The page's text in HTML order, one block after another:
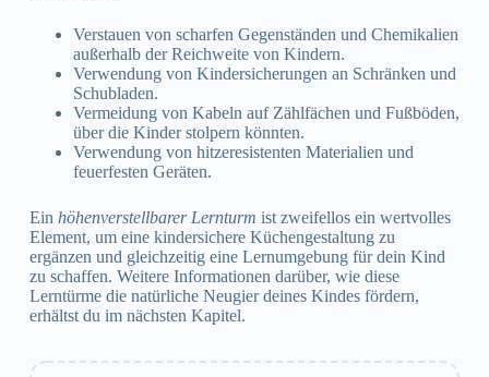
Verstauen von scharfen Gegenständen und Chemikalien
außerhalb der Reichweite von Kindern.
Verwendung von Kindersicherungen an Schränken und
Schubladen.
Vermeidung von Kabeln auf Zählfächen und Fußböden,
über die Kinder stolpern könnten.
Verwendung von hitzeresistenten Materialien und
feuerfesten Geräten.
Ein höhenverstellbarer Lernturm ist zweifellos ein wertvolles
Element, um eine kindersichere Küchengestaltung zu
ergänzen und gleichzeitig eine Lernumgebung für dein Kind
zu schaffen. Weitere Informationen darüber, wie diese
Lerntürme die natürliche Neugier deines Kindes fördern,
erhältst du im nächsten Kapitel.